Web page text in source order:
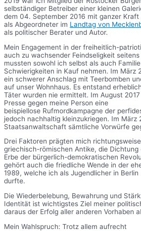
selbständiger Betreiber einer kleinen
dem 04. September 2016 mit ganzer Kraft
als Abgeordneter im Landtag von
als politischer Berater und Autor.
Mein Engagement in der freiheitlich-
auch zu wachsender Feindseligkeit seitens
mussten sowohl ich selbst als auch
Schwierigkeiten in Kauf nehmen. Im März
ein schwerer Anschlag mit Teerbomben
auf unser Wohnhaus. Es entstand
Täter wurden nie ermittelt. Im August
Presse gegen meine Person eine
beispiellose Rufmordkampagne der
jedoch nachhaltig kleinzukriegen. Im März
Staatsanwaltschaft sämtliche Vorwürfe
Drei Faktoren prägten mich
griechisch-römischen Antike, die Dichtung
Erbe der bürgerlich-demokratischen
gehört auch die friedliche Wende in der
1989, welche ich als Jugendlicher in
durfte.
Die Wiederbelebung, Bewahrung und
Identität ist wichtigstes Ziel meiner
daraus der Erfolg aller anderen Vorhaben
Mein Wahlspruch: Trotz allem aufrecht